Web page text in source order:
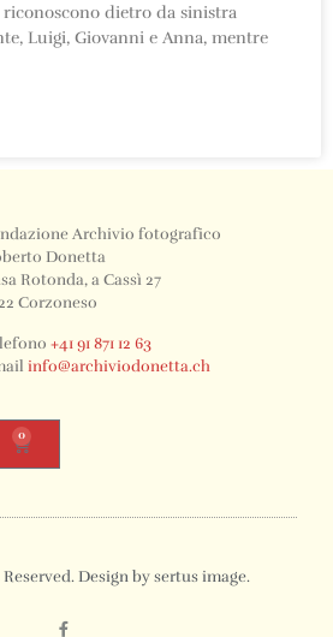
dietro da sinistra
Luigi, Giovanni e Anna, mentre
Archivio fotografico
Donetta
Rotonda, a Cassì 27
Corzoneso
+41 91 871 12 63
info@archiviodonetta.ch
0
Design by sertus image.